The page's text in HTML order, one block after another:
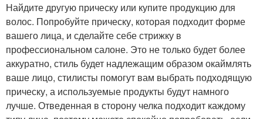
Найдите другую прическу или купите продукцию для
волос. Попробуйте прическу, которая подходит форме
вашего лица, и сделайте себе стрижку в
профессиональном салоне. Это не только будет более
аккуратно, стиль будет надлежащим образом окаймлять
ваше лицо, стилисты помогут вам выбрать подходящую
прическу, а используемые продукты будут намного
лучше. Отведенная в сторону челка подходит каждому